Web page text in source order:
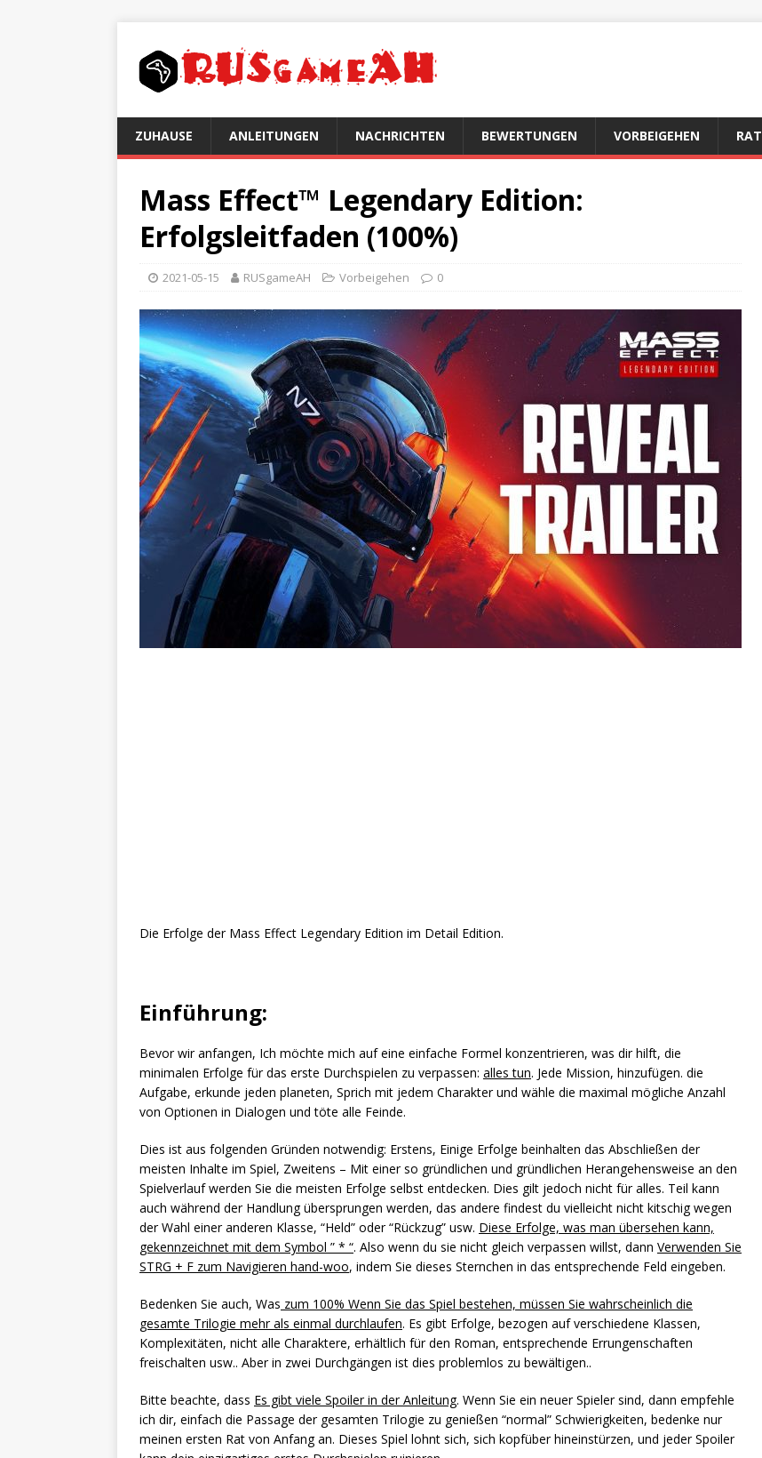
ZUHAUSE ANLEITUNGEN NACHRICHTEN BEWERTUNGEN VORBEIGEHEN RAT
Mass Effect™ Legendary Edition:
Erfolgsleitfaden (100%)
2021-05-15 RUSgameAH Vorbeigehen 0
Die Erfolge der Mass Effect Legendary Edition im Detail Edition.
Einführung:
Bevor wir anfangen, Ich möchte mich auf eine einfache Formel konzentrieren, was dir hilft, die
minimalen Erfolge für das erste Durchspielen zu verpassen: alles tun. Jede Mission, hinzufügen. die
Aufgabe, erkunde jeden planeten, Sprich mit jedem Charakter und wähle die maximal mögliche Anzahl
von Optionen in Dialogen und töte alle Feinde.
Dies ist aus folgenden Gründen notwendig: Erstens, Einige Erfolge beinhalten das Abschließen der
meisten Inhalte im Spiel, Zweitens – Mit einer so gründlichen und gründlichen Herangehensweise an den
Spielverlauf werden Sie die meisten Erfolge selbst entdecken. Dies gilt jedoch nicht für alles. Teil kann
auch während der Handlung übersprungen werden, das andere findest du vielleicht nicht kitschig wegen
der Wahl einer anderen Klasse, “Held” oder “Rückzug” usw. Diese Erfolge, was man übersehen kann,
gekennzeichnet mit dem Symbol ” * “. Also wenn du sie nicht gleich verpassen willst, dann Verwenden Sie
STRG + F zum Navigieren hand-woo, indem Sie dieses Sternchen in das entsprechende Feld eingeben.
Bedenken Sie auch, Was zum 100% Wenn Sie das Spiel bestehen, müssen Sie wahrscheinlich die
gesamte Trilogie mehr als einmal durchlaufen. Es gibt Erfolge, bezogen auf verschiedene Klassen,
Komplexitäten, nicht alle Charaktere, erhältlich für den Roman, entsprechende Errungenschaften
freischalten usw.. Aber in zwei Durchgängen ist dies problemlos zu bewältigen..
Bitte beachte, dass Es gibt viele Spoiler in der Anleitung. Wenn Sie ein neuer Spieler sind, dann empfehle
ich dir, einfach die Passage der gesamten Trilogie zu genießen “normal” Schwierigkeiten, bedenke nur
meinen ersten Rat von Anfang an. Dieses Spiel lohnt sich, sich kopfüber hineinstürzen, und jeder Spoiler